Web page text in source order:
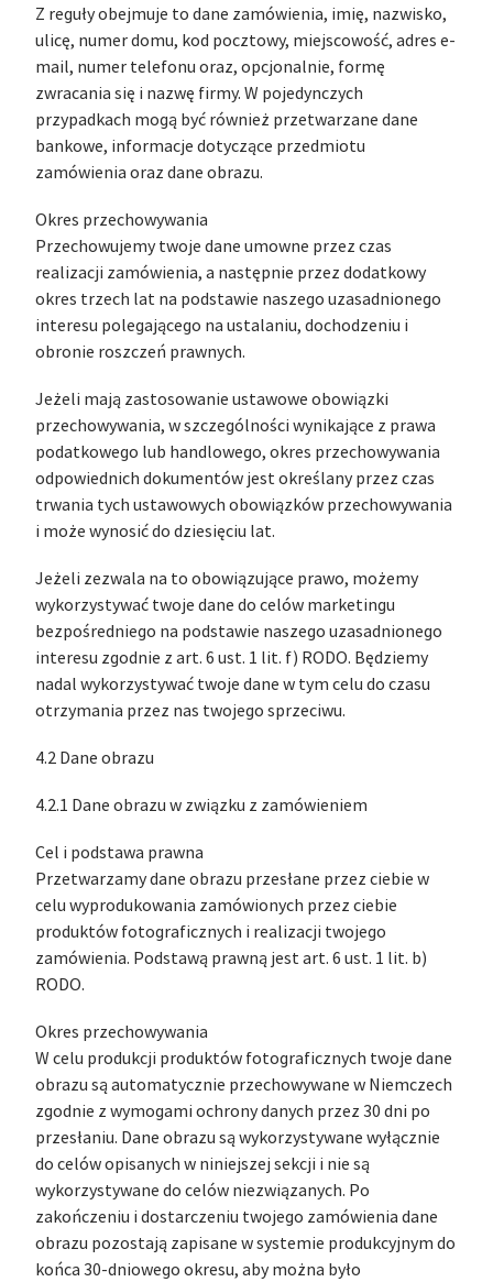
Z reguły obejmuje to dane zamówienia, imię, nazwisko,
ulicę, numer domu, kod pocztowy, miejscowość, adres e-
mail, numer telefonu oraz, opcjonalnie, formę
zwracania się i nazwę firmy. W pojedynczych
przypadkach mogą być również przetwarzane dane
bankowe, informacje dotyczące przedmiotu
zamówienia oraz dane obrazu.
Okres przechowywania
Przechowujemy twoje dane umowne przez czas
realizacji zamówienia, a następnie przez dodatkowy
okres trzech lat na podstawie naszego uzasadnionego
interesu polegającego na ustalaniu, dochodzeniu i
obronie roszczeń prawnych.
Jeżeli mają zastosowanie ustawowe obowiązki
przechowywania, w szczególności wynikające z prawa
podatkowego lub handlowego, okres przechowywania
odpowiednich dokumentów jest określany przez czas
trwania tych ustawowych obowiązków przechowywania
i może wynosić do dziesięciu lat.
Jeżeli zezwala na to obowiązujące prawo, możemy
wykorzystywać twoje dane do celów marketingu
bezpośredniego na podstawie naszego uzasadnionego
interesu zgodnie z art. 6 ust. 1 lit. f) RODO. Będziemy
nadal wykorzystywać twoje dane w tym celu do czasu
otrzymania przez nas twojego sprzeciwu.
4.2 Dane obrazu
4.2.1 Dane obrazu w związku z zamówieniem
Cel i podstawa prawna
Przetwarzamy dane obrazu przesłane przez ciebie w
celu wyprodukowania zamówionych przez ciebie
produktów fotograficznych i realizacji twojego
zamówienia. Podstawą prawną jest art. 6 ust. 1 lit. b)
RODO.
Okres przechowywania
W celu produkcji produktów fotograficznych twoje dane
obrazu są automatycznie przechowywane w Niemczech
zgodnie z wymogami ochrony danych przez 30 dni po
przesłaniu. Dane obrazu są wykorzystywane wyłącznie
do celów opisanych w niniejszej sekcji i nie są
wykorzystywane do celów niezwiązanych. Po
zakończeniu i dostarczeniu twojego zamówienia dane
obrazu pozostają zapisane w systemie produkcyjnym do
końca 30-dniowego okresu, aby można było